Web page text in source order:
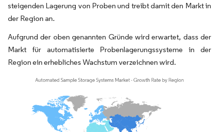
steigenden Lagerung von Proben und treibt damit den Markt in
der Region an.
Aufgrund der oben genannten Gründe wird erwartet, dass der
Markt für automatisierte Probenlagerungssysteme in der
Region ein erhebliches Wachstum verzeichnen wird.